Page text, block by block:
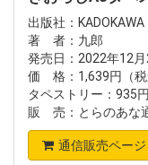
出版社：KADOKAWA
著 者：九郎
発売日：2022年12月
価 格：1,639円（税
タペストリー：935
販 売：とらのあな
通信販売ページ